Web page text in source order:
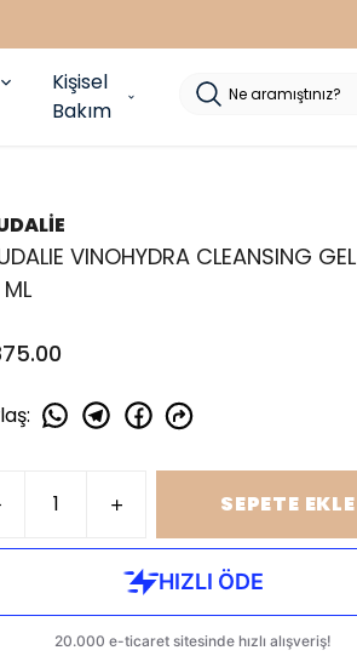
Kişisel
Bakım
VINOHYDRA CLEANSING GEL
:
SEPETE EKLE